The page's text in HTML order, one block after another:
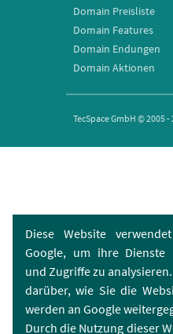
Diese Website
Google, um ihre Dienste
und Zugriffe zu
darüber, wie Sie die
werden an Google
Durch die Nutzung dieser
Domain Preisliste
Domain Features
Domain Endungen
Domain Aktionen
TecSpace GmbH © 2005